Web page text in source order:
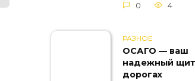
0
4
РАЗНОЕ
ОСАГО — ваш
надежный
дорогах